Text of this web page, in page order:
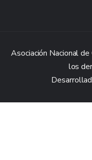
Asociación Nacional
los